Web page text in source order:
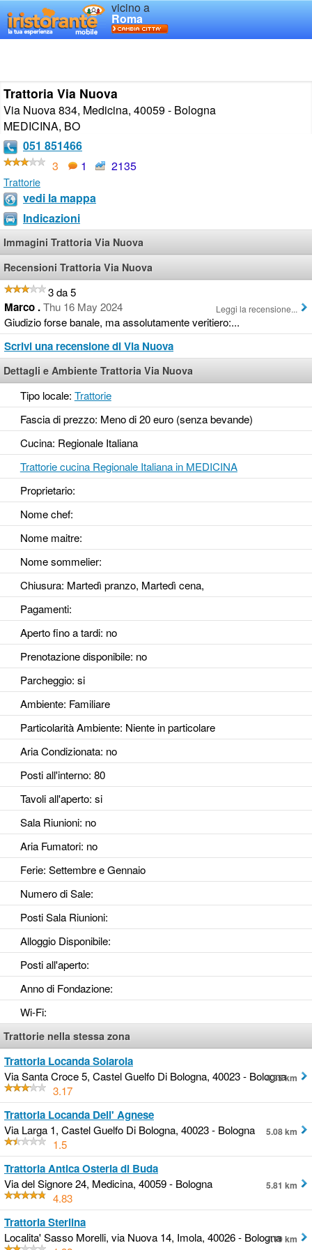
vicino a
Roma
Trattoria Via Nuova
Via Nuova 834, Medicina, 40059 - Bologna
MEDICINA, BO
051 851466
3
1 2135
Trattorie
vedi la mappa
Indicazioni
Immagini Trattoria Via Nuova
Recensioni Trattoria Via Nuova
3 da 5
Marco .Thu 16 May 2024
Giudizio forse banale, ma assolutamente veritiero:...
Leggi la recensione...
Scrivi una recensione di Via Nuova
Dettagli e Ambiente Trattoria Via Nuova
Tipo locale: Trattorie
Fascia di prezzo: Meno di 20 euro (senza bevande)
Cucina: Regionale Italiana
Trattorie cucina Regionale Italiana in MEDICINA
Proprietario:
Nome chef:
Nome maitre:
Nome sommelier:
Chiusura: Martedì pranzo, Martedì cena,
Pagamenti:
Aperto fino a tardi: no
Prenotazione disponibile: no
Parcheggio: si
Ambiente: Familiare
Particolarità Ambiente: Niente in particolare
Aria Condizionata: no
Posti all'interno: 80
Tavoli all'aperto: si
Sala Riunioni: no
Aria Fumatori: no
Ferie: Settembre e Gennaio
Numero di Sale:
Posti Sala Riunioni:
Alloggio Disponibile:
Posti all'aperto:
Anno di Fondazione:
Wi-Fi:
Trattorie nella stessa zona
Trattoria Locanda Solarola
Via Santa Croce 5, Castel Guelfo Di Bologna, 40023 - Bologna
3.17
4.85 km
Trattoria Locanda Dell' Agnese
Via Larga 1, Castel Guelfo Di Bologna, 40023 - Bologna
1.5
5.08 km
Trattoria Antica Osteria di Buda
Via del Signore 24, Medicina, 40059 - Bologna
4.83
5.81 km
Trattoria Sterlina
Localita' Sasso Morelli, via Nuova 14, Imola, 40026 - Bologna7.19 km